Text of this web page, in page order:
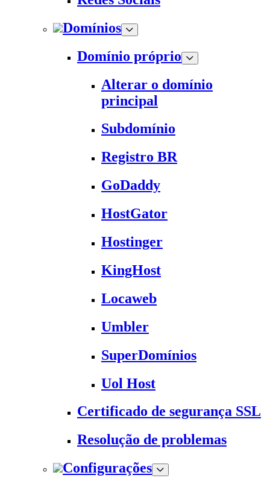
Domínios
Domínio próprio
Alterar o domínio
principal
Subdomínio
Registro BR
GoDaddy
HostGator
Hostinger
KingHost
Locaweb
Umbler
SuperDomínios
Uol Host
Certificado de segurança SSL
Resolução de problemas
Configurações